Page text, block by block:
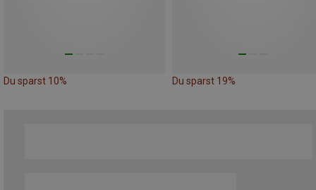
Du sparst 10% Du sparst 19%